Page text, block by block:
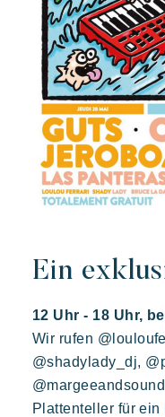
Ein
12 Uhr - 18 Uhr,
Wir rufen
@shadylady_dj,
Plattenteller für ein